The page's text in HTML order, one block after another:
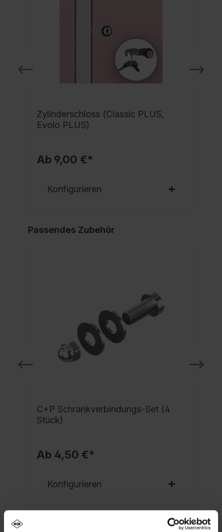
Zylinderschloss (Classic PLUS,
Evolo PLUS)
Ab 9,00 €*
Konfigurieren
Passendes Zubehör
C+P Schrankverbindungs-Set (4
Stück)
Ab 4,50 €*
Konfigurieren